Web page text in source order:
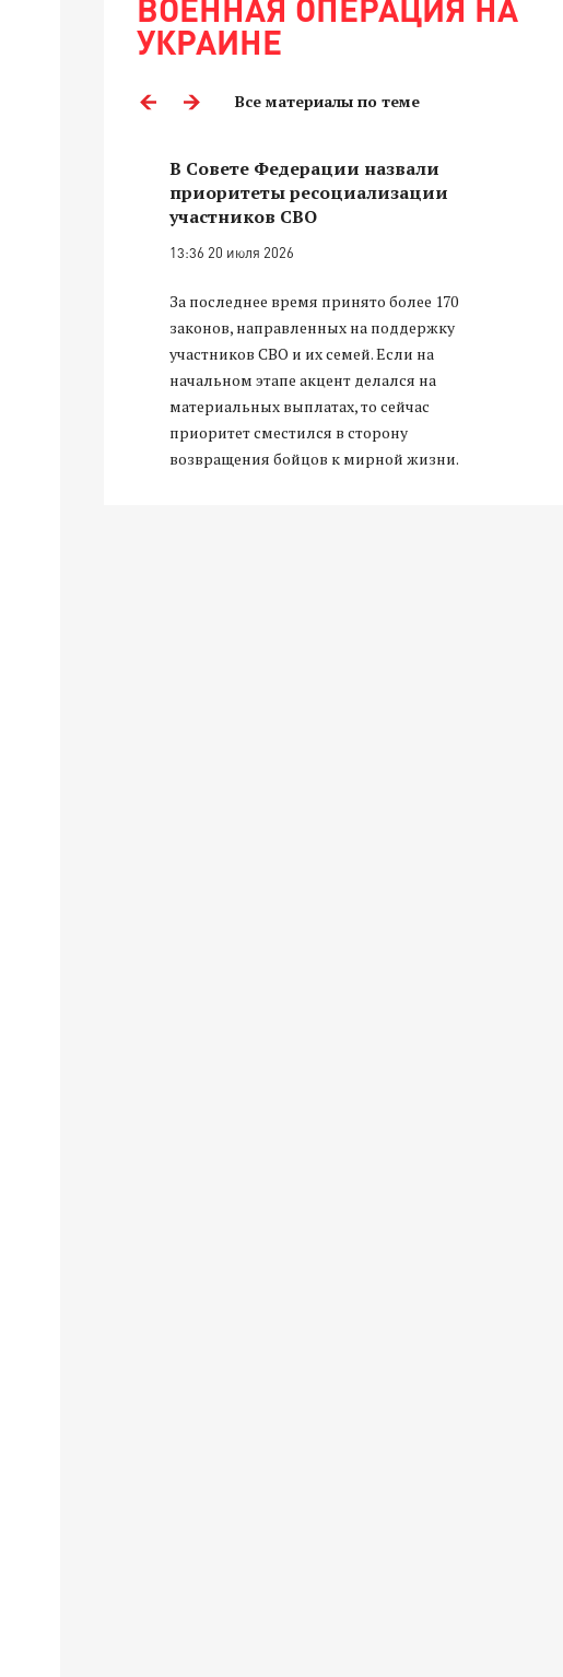
ВОЕННАЯ ОПЕРАЦИЯ НА
УКРАИНЕ
Все материалы по теме
В Совете Федерации назвали
приоритеты ресоциализации
участников СВО
13:36 20 июля 2026
За последнее время принято более 170
законов, направленных на поддержку
участников СВО и их семей. Если на
начальном этапе акцент делался на
материальных выплатах, то сейчас
приоритет сместился в сторону
возвращения бойцов к мирной жизни.